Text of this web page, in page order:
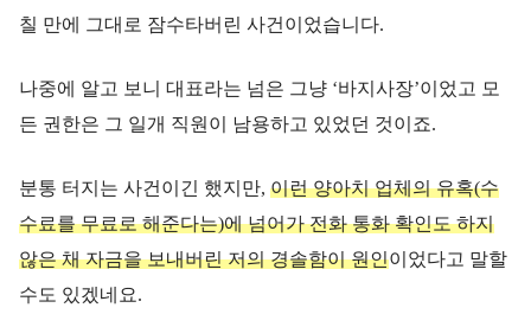
칠 만에 그대로 잠수타버린 사건이었습니다.
나중에 알고 보니 대표라는 넘은 그냥 ‘바지사장’이었고 모
든 권한은 그 일개 직원이 남용하고 있었던 것이죠.
분통 터지는 사건이긴 했지만, 이런 양아치 업체의 유혹(수
수료를 무료로 해준다는)에 넘어가 전화 통화 확인도 하지
않은 채 자금을 보내버린 저의 경솔함이 원인이었다고 말할
수도 있겠네요.